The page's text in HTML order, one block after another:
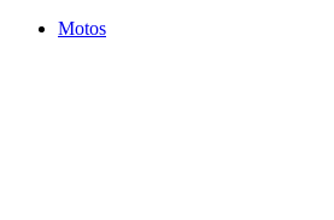
Motos